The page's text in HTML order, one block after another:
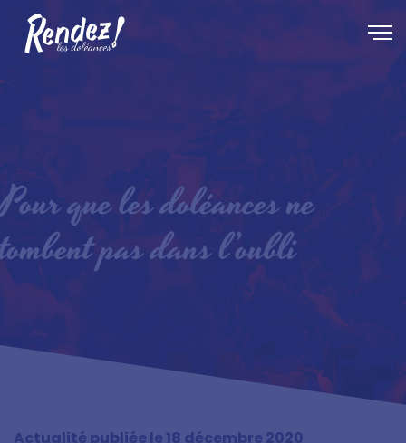
Média
Pour que les doléances ne
tombent pas dans l’oubli
Actualité publiée le18 décembre 2020